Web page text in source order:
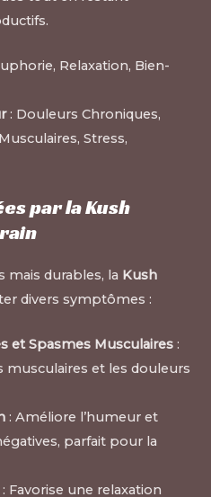
Relaxation, Bien-
: Douleurs Chroniques,
Stress,
par la Kush
mais durables, la Kush
divers symptômes :
et Spasmes Musculaires:
musculaires et les douleurs
: Améliore l’humeur et
parfait pour la
Favorise une relaxation